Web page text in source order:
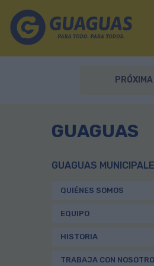
GUAGUAS
GUAGUAS
QUIÉNES SOMOS
EQUIPO
HISTORIA
TRABAJA CON